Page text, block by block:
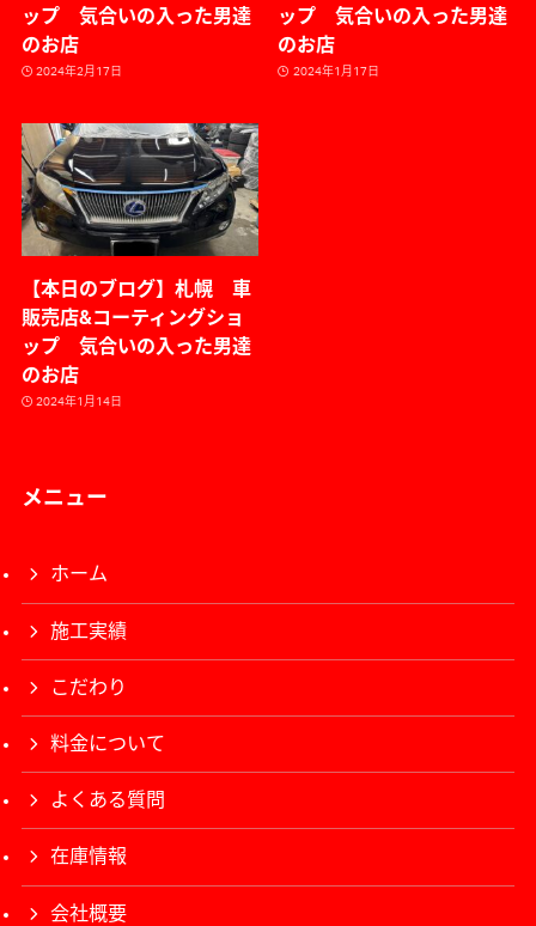
ップ 気合いの入った男達
のお店
2024年2月17日
ップ 気合いの入った男達
のお店
2024年1月17日
【本日のブログ】札幌 車
販売店&コーティングショ
ップ 気合いの入った男達
のお店
2024年1月14日
メニュー
ホーム
施工実績
こだわり
料金について
よくある質問
在庫情報
会社概要